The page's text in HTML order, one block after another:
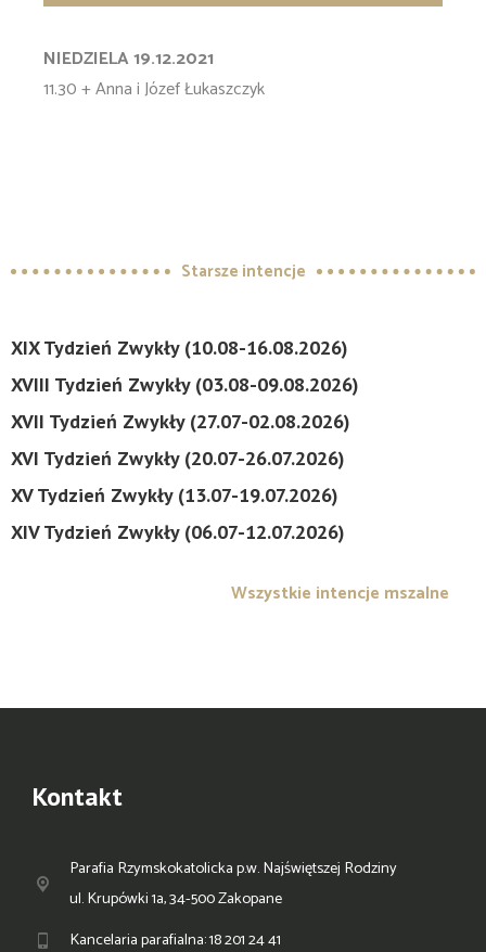
NIEDZIELA 19.12.2021
11.30 + Anna i Józef Łukaszczyk
Starsze intencje
XIX Tydzień Zwykły (10.08-16.08.2026)
XVIII Tydzień Zwykły (03.08-09.08.2026)
XVII Tydzień Zwykły (27.07-02.08.2026)
XVI Tydzień Zwykły (20.07-26.07.2026)
XV Tydzień Zwykły (13.07-19.07.2026)
XIV Tydzień Zwykły (06.07-12.07.2026)
Wszystkie intencje mszalne
Kontakt
Parafia Rzymskokatolicka p.w. Najświętszej Rodziny
ul. Krupówki 1a, 34-500 Zakopane
Kancelaria parafialna: 18 201 24 41